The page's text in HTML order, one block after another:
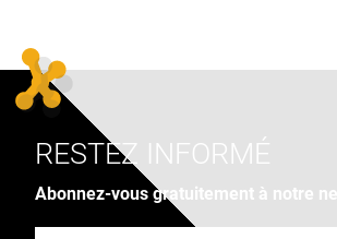
RESTEZ INFORMÉ
Abonnez-vous gratuitement à notre